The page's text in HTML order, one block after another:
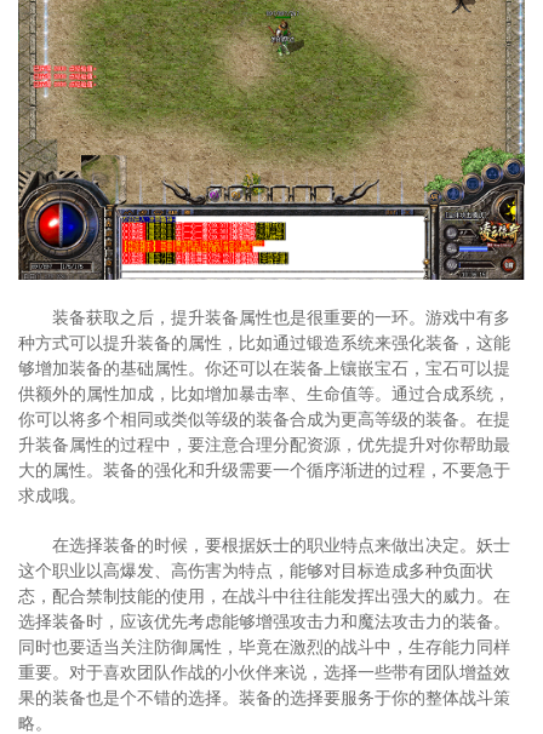
装备获取之后，提升装备属性也是很重要的一环。游戏中有多
种方式可以提升装备的属性，比如通过锻造系统来强化装备，这能
够增加装备的基础属性。你还可以在装备上镶嵌宝石，宝石可以提
供额外的属性加成，比如增加暴击率、生命值等。通过合成系统，
你可以将多个相同或类似等级的装备合成为更高等级的装备。在提
升装备属性的过程中，要注意合理分配资源，优先提升对你帮助最
大的属性。装备的强化和升级需要一个循序渐进的过程，不要急于
求成哦。
在选择装备的时候，要根据妖士的职业特点来做出决定。妖士
这个职业以高爆发、高伤害为特点，能够对目标造成多种负面状
态，配合禁制技能的使用，在战斗中往往能发挥出强大的威力。在
选择装备时，应该优先考虑能够增强攻击力和魔法攻击力的装备。
同时也要适当关注防御属性，毕竟在激烈的战斗中，生存能力同样
重要。对于喜欢团队作战的小伙伴来说，选择一些带有团队增益效
果的装备也是个不错的选择。装备的选择要服务于你的整体战斗策
略。